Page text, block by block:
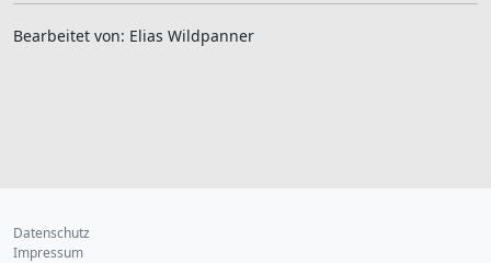
Bearbeitet von: Elias Wildpanner
Datenschutz
Impressum